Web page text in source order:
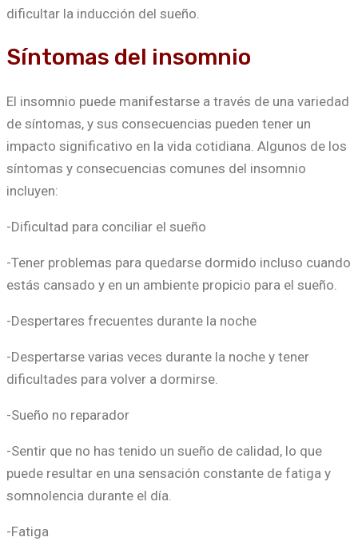
dificultar la inducción del sueño.
Síntomas del insomnio
El insomnio puede manifestarse a través de una variedad
de síntomas, y sus consecuencias pueden tener un
impacto significativo en la vida cotidiana. Algunos de los
síntomas y consecuencias comunes del insomnio
incluyen:
-Dificultad para conciliar el sueño
-Tener problemas para quedarse dormido incluso cuando
estás cansado y en un ambiente propicio para el sueño.
-Despertares frecuentes durante la noche
-Despertarse varias veces durante la noche y tener
dificultades para volver a dormirse.
-Sueño no reparador
-Sentir que no has tenido un sueño de calidad, lo que
puede resultar en una sensación constante de fatiga y
somnolencia durante el día.
-Fatiga